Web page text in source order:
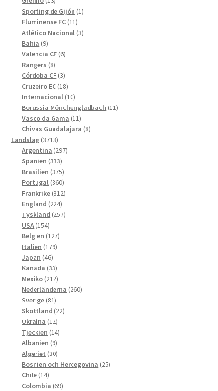
produkter
Sporting de Gijón 11
Fluminense FC 1111
produkter
Atlético Nacional 33
Bahia 99
produkter
Valencia CF 66
Rangers 88
produkter
Córdoba CF 33
produkter
Cruzeiro EC 1818
produkter
Internacional 1010
produkter
Borussia Mönchengladbach 1111
Vasco da Gama 1111
produkter
Chivas Guadalajara 88
Landslag 37133713
produkter
Argentina 297297
Spanien 333333
produkter
Brasilien 375375
produkter
Portugal 360360
produkter
Frankrike 312312
England 224224
produkter
Tyskland 257257
USA 154154
produkter
Belgien 127127
Italien 179179
Japan 4646
produkter
Kanada 3333
produkter
Mexiko 212212
produkter
Nederländerna 260260
Sverige 8181
produkter
Skottland 2222
Ukraina 1212
produkter
Tjeckien 1414
Albanien 99
produkter
Algeriet 3030
produkter
Bosnien och Hercegovina 2525
Chile 1414
produkter
Colombia 6969